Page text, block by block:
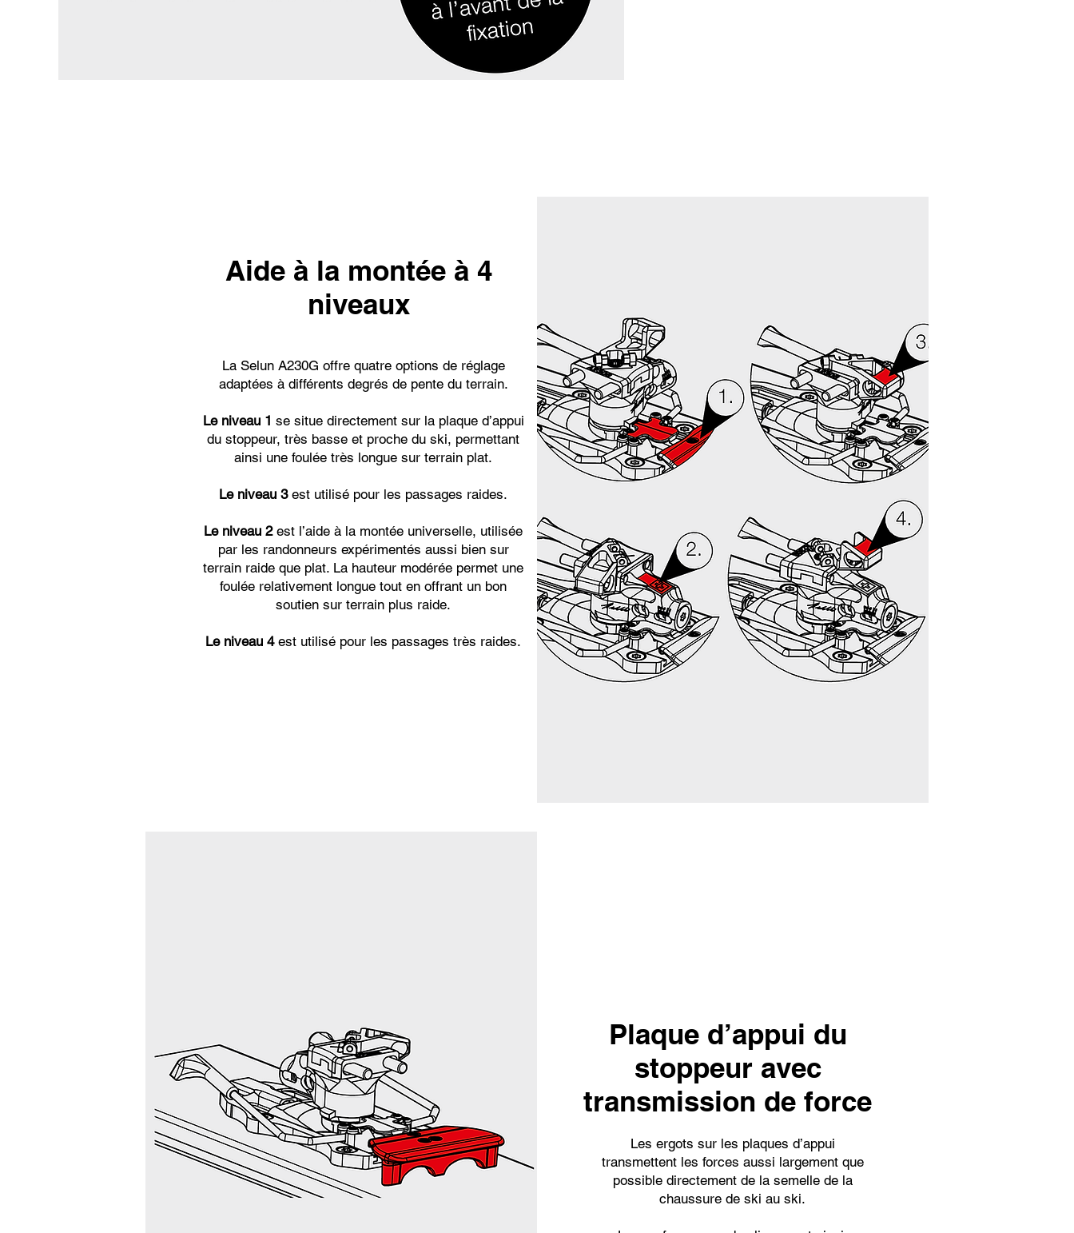
Aide à la montée à 4
niveaux
La Selun A230G offre quatre options de réglage
adaptées à différents degrés de pente du terrain.
Le niveau 1 se situe directement sur la plaque d’appui
du stoppeur, très basse et proche du ski, permettant
ainsi une foulée très longue sur terrain plat.
Le niveau 3est utilisé pour les passages raides.
Le niveau 2est l’aide à la montée universelle, utilisée
par les randonneurs expérimentés aussi bien sur
terrain raide que plat. La hauteur modérée permet une
foulée relativement longue tout en offrant un bon
soutien sur terrain plus raide.
Le niveau 4est utilisé pour les passages très raides.
Plaque d’appui du
stoppeur avec
transmission de force
Les ergots sur les plaques d’appui
transmettent les forces aussi largement que
possible directement de la semelle de la
chaussure de ski au ski.